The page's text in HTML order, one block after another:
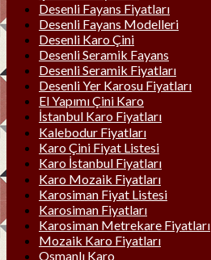
Desenli Fayans Fiyatları
Desenli Fayans Modelleri
Desenli Karo Çini
Desenli Seramik Fayans
Desenli Seramik Fiyatları
Desenli Yer Karosu Fiyatları
El Yapımı Çini Karo
İstanbul Karo Fiyatları
Kalebodur Fiyatları
Karo Çini Fiyat Listesi
Karo İstanbul Fiyatları
Karo Mozaik Fiyatları
Karosiman Fiyat Listesi
Karosiman Fiyatları
Karosiman Metrekare Fiyatları
Mozaik Karo Fiyatları
Osmanlı Karo